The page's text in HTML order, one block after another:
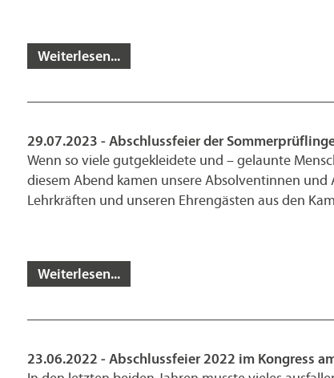
Weiterlesen...
29.07.2023 - Abschlussfeier der
Wenn so viele gutgekleidete und – gelaunte
diesem Abend kamen unsere Absolventinnen
Lehrkräften und unseren Ehrengästen aus den
Weiterlesen...
23.06.2022 - Abschlussfeier 2022 im Kongress